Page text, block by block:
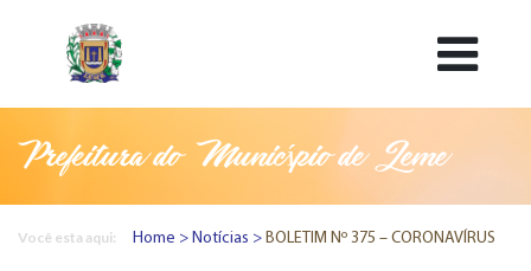
Prefeitura do Município de Leme
Você esta aqui: Home Notícias BOLETIM Nº 375 – CORONAVÍRUS